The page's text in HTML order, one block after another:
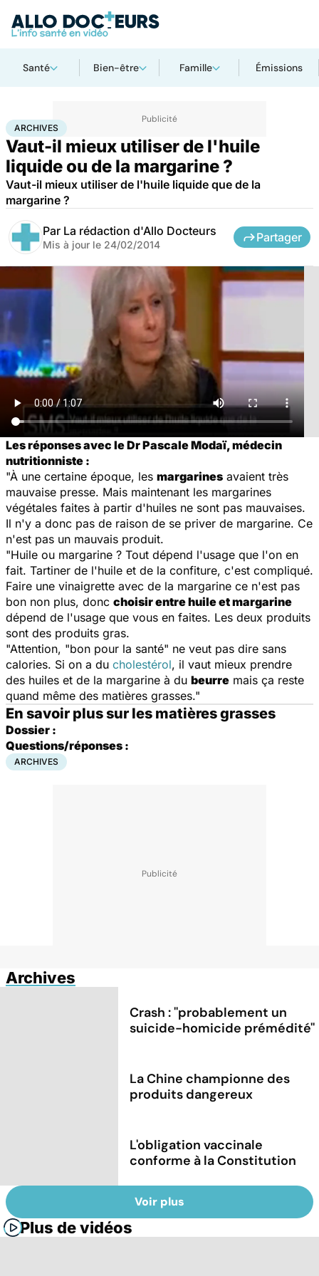
Santé Bien-être Famille Émissions
AccueilSantéArchives
ARCHIVES
Vaut-il mieux utiliser de l'huile
liquide ou de la margarine ?
Vaut-il mieux utiliser de l'huile liquide que de la
margarine ?
Par La rédaction d'Allo Docteurs
Mis à jour le 24/02/2014
Partager
Les réponses avec le Dr Pascale Modaï, médecin
nutritionniste :
"À une certaine époque, les margarines avaient très
mauvaise presse. Mais maintenant les margarines
végétales faites à partir d'huiles ne sont pas mauvaises.
Il n'y a donc pas de raison de se priver de margarine. Ce
n'est pas un mauvais produit.
"Huile ou margarine ? Tout dépend l'usage que l'on en
fait. Tartiner de l'huile et de la confiture, c'est compliqué.
Faire une vinaigrette avec de la margarine ce n'est pas
bon non plus, donc choisir entre huile et margarine
dépend de l'usage que vous en faites. Les deux produits
sont des produits gras.
"Attention, "bon pour la santé" ne veut pas dire sans
calories. Si on a du cholestérol, il vaut mieux prendre
des huiles et de la margarine à du beurre mais ça reste
quand même des matières grasses."
En savoir plus sur les matières grasses
Dossier :
Questions/réponses :
ARCHIVES
Archives
Crash : ''probablement un
suicide-homicide prémédité''
La Chine championne des
produits dangereux
L'obligation vaccinale
conforme à la Constitution
Voir plus
Plus de vidéos